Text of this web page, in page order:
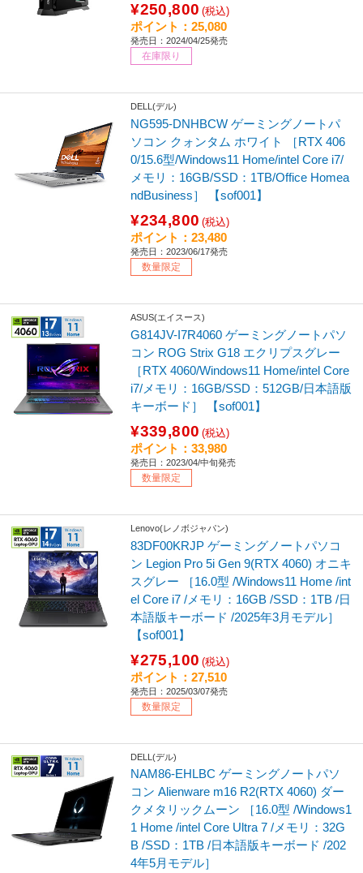
¥250,800 (税込)
ポイント：25,080
発売日：2024/04/25発売
在庫限り
DELL(デル)
NG595-DNHBCW ゲーミングノートパ
ソコン クォンタム ホワイト ［RTX 406
0/15.6型/Windows11 Home/intel Core i7/
メモリ：16GB/SSD：1TB/Office Homea
ndBusiness］ 【sof001】
¥234,800 (税込)
ポイント：23,480
発売日：2023/06/17発売
数量限定
ASUS(エイスース)
G814JV-I7R4060 ゲーミングノートパソ
コン ROG Strix G18 エクリプスグレー
［RTX 4060/Windows11 Home/intel Core
i7/メモリ：16GB/SSD：512GB/日本語版
キーボード］ 【sof001】
¥339,800 (税込)
ポイント：33,980
発売日：2023/04/中旬発売
数量限定
Lenovo(レノボジャパン)
83DF00KRJP ゲーミングノートパソコ
ン Legion Pro 5i Gen 9(RTX 4060) オニキ
スグレー ［16.0型 /Windows11 Home /int
el Core i7 /メモリ：16GB /SSD：1TB /日
本語版キーボード /2025年3月モデル］
【sof001】
¥275,100 (税込)
ポイント：27,510
発売日：2025/03/07発売
数量限定
DELL(デル)
NAM86-EHLBC ゲーミングノートパソ
コン Alienware m16 R2(RTX 4060) ダー
クメタリックムーン ［16.0型 /Windows1
1 Home /intel Core Ultra 7 /メモリ：32G
B /SSD：1TB /日本語版キーボード /202
4年5月モデル］